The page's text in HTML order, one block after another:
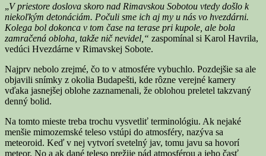
„V priestore doslova skoro nad Rimavskou Sobotou vtedy došlo k
niekoľkým detonáciám. Počuli sme ich aj my u nás vo hvezdárni.
Kolega bol dokonca v tom čase na terase pri kupole, ale bola
zamračená obloha, takže nič nevidel,“ zaspomínal si Karol Havrila,
vedúci Hvezdárne v Rimavskej Sobote.
Najprv nebolo zrejmé, čo to v atmosfére vybuchlo. Pozdejšie sa ale
objavili snímky z okolia Budapešti, kde rôzne verejné kamery
vďaka jasnejšej oblohe zaznamenali, že oblohou preletel takzvaný
denný bolid.
Na tomto mieste treba trochu vysvetliť terminológiu. Ak nejaké
menšie mimozemské teleso vstúpi do atmosféry, nazýva sa
meteoroid. Keď v nej vytvorí svetelný jav, tomu javu sa hovorí
meteor. No a ak dané teleso prežije pád atmosférou a jeho časť